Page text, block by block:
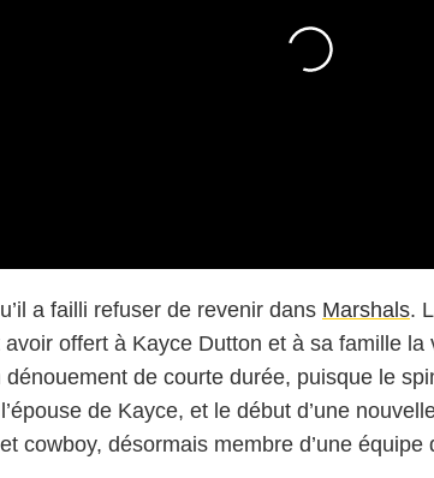
a failli refuser de revenir dans Marshals.
avoir offert à Kayce Dutton et à sa famille la
dénouement de courte durée, puisque le
de Kayce, et le début d’une
cowboy, désormais membre d’une équipe